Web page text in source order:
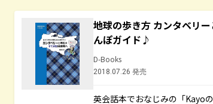
地球の歩き方 カンタベリ
んぽガイド♪
D-Books
2018.07.26 発売
英会話本でおなじみの「Kayo